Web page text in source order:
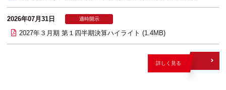
2026年07月31日 適時開示
2027年３月期 第１四半期決算ハイライト (1.4MB)
詳しく見る